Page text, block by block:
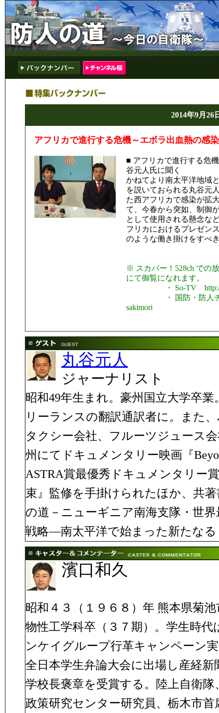
2014年9月26
アフリカで進行する危機～エボラ出血熱の感
■ アフリカで進行する危
谷元人氏に聞く
かねてより南太平洋地域
を説いておられる丸谷元
た西アフリカで感染が拡
て、今春から突如、制御
として使用される懸念な
フリカにおけるプレゼン
のような働き掛けをすべ
※ スカパー！528ch での
にて御覧になれます。
・ So-TV http://
・ 国防・防人チャン
sakimori
丸谷元人
ジャーナリスト
昭和49年生まれ。豪州国立大学卒
リーランスの翻訳通訳者に。また
タクシー会社、フルーツジュース
州にてドキュメンタリー映画『
ASTRA賞最優秀ドキュメンタリー
束』監修を手掛けられたほか、共
の道－ニューギニア南海支隊・世
戦略―南太平洋で始まった新たな
濱口和久
昭和４３（１９６８）年 熊本県菊
物性工学科卒（３７期）。学生時
ンケイグループ行革キャンペーン
全日本学生弁論大会に出場し産経
学校長褒章を受賞する。陸上自衛
政策研究センター研究員、栃木市